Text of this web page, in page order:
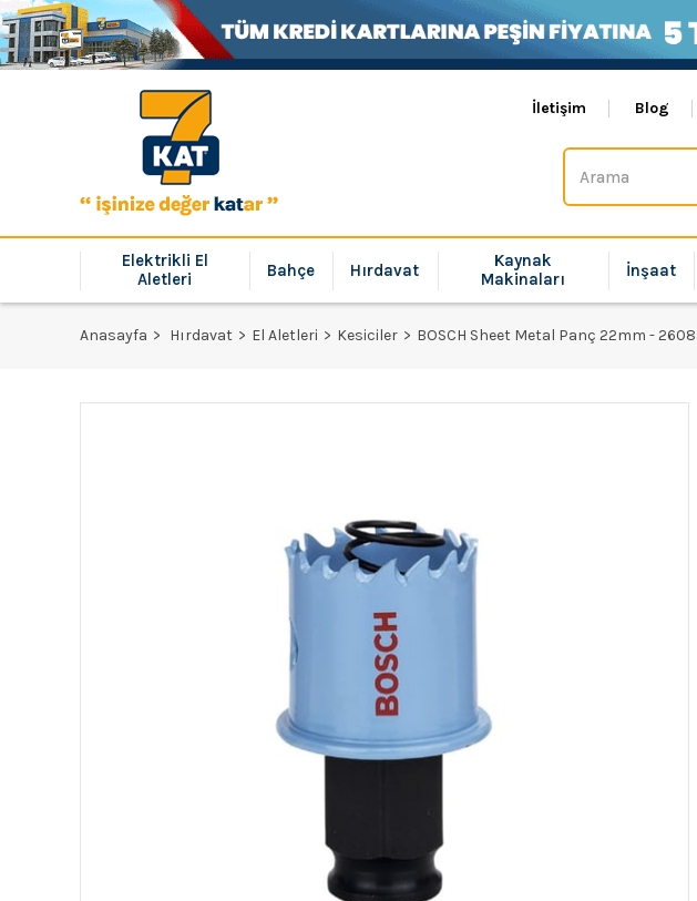
İletişim Blog
Elektrikli El
Aletleri
Bahçe Hırdavat
Kaynak
Makinaları
İnşaat
Anasayfa Hırdavat El Aletleri Kesiciler BOSCH Sheet Metal Panç 22mm -